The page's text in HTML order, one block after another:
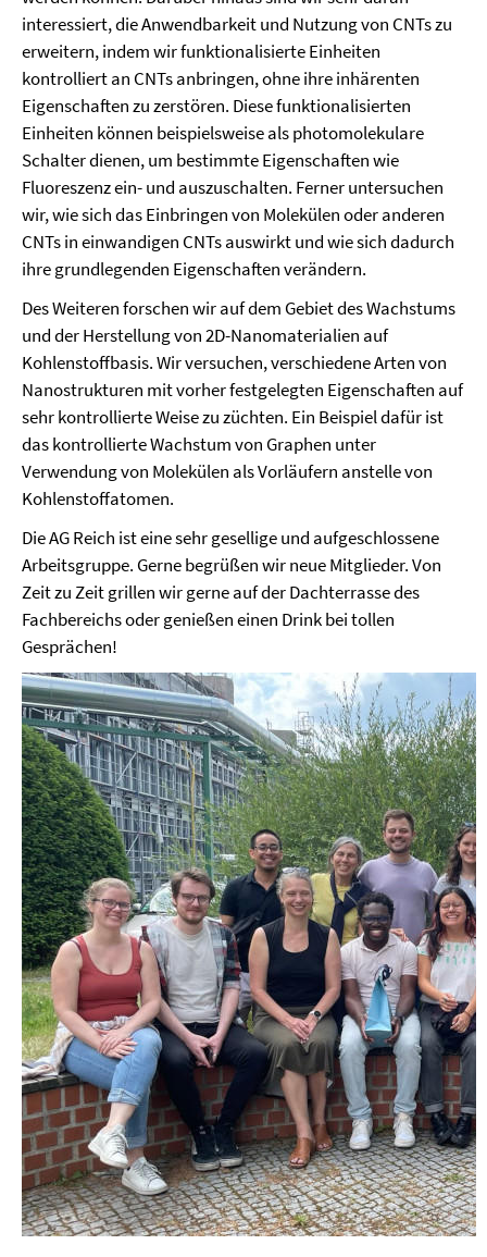
interessiert, die Anwendbarkeit und Nutzung von CNTs zu
erweitern, indem wir funktionalisierte Einheiten
kontrolliert an CNTs anbringen, ohne ihre inhärenten
Eigenschaften zu zerstören. Diese funktionalisierten
Einheiten können beispielsweise als photomolekulare
Schalter dienen, um bestimmte Eigenschaften wie
Fluoreszenz ein- und auszuschalten. Ferner untersuchen
wir, wie sich das Einbringen von Molekülen oder anderen
CNTs in einwandigen CNTs auswirkt und wie sich dadurch
ihre grundlegenden Eigenschaften verändern.
Des Weiteren forschen wir auf dem Gebiet des Wachstums
und der Herstellung von 2D-Nanomaterialien auf
Kohlenstoffbasis. Wir versuchen, verschiedene Arten von
Nanostrukturen mit vorher festgelegten Eigenschaften auf
sehr kontrollierte Weise zu züchten. Ein Beispiel dafür ist
das kontrollierte Wachstum von Graphen unter
Verwendung von Molekülen als Vorläufern anstelle von
Kohlenstoffatomen.
Die AG Reich ist eine sehr gesellige und aufgeschlossene
Arbeitsgruppe. Gerne begrüßen wir neue Mitglieder. Von
Zeit zu Zeit grillen wir gerne auf der Dachterrasse des
Fachbereichs oder genießen einen Drink bei tollen
Gesprächen!